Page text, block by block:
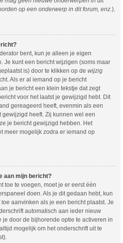
op een onderwerp in dit forum, enz. ).
bent, kun je alleen je eigen
Je kunt een bericht wijzigen (soms maar
is) door te klikken op de wijzig
Als er al iemand op je bericht
je bericht een klein tekstje dat zegt
voor het laatst je gewijzigd hebt. Dit
gereageerd heeft, evenmin als een
heeft. Zij kunnen wel een
je bericht gewijzigd hebben. Het
meer mogelijk zodra er iemand op
aan mijn bericht?
toe te voegen, moet je er eerst één
doen. Als je dit gedaan hebt, kun
toe aanvinken als je een bericht plaatst. Je
automatisch aan ieder nieuw
door de bijhorende optie te activeren in
mogelijk om het onderschrift uit te